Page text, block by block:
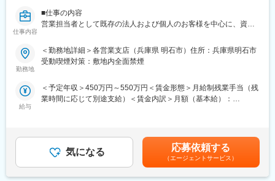
地域経済の持続的発展に貢献する金融機能の提供だけにとどまら
ず、文化や教育、環境など地域社会の活性化に貢献しているのも
同金庫の特徴です。例えば、第一回から参加する淡路島まつり
り（※）」、洲本川で開催されるボート競技大会「洲本川レガッ
タ」など、多彩な地域行事への参加・協賛を行っており、地域に
現在特に取組んでいるのが「“人財”育成」を目指した充実の研修制
度です。外部派遣研修や職場内研修はもちろん、通信講座、資格
す。
【階層別】
店長研修ほか
【職務別】
■社風
どの支店の社員も雰囲気がとても明るく、柔らかく、いきいきと
働いています。職員同士の距離感が近く、風通しのよい雰囲気で
仕事内容
■仕事の内容
営業担当者として既存の法人および個人のお客様を中心に、資金
していただきます。詳細は下記になります。
【お客様・取り扱い商品の詳細】
・預金業務、保険販売、融資（個人ローン、住宅ローン）、法人
融資等
い業務知識を身につけていただきます。将来的にはチームリーダ
ー、経ては管理職を目指していただく方、大歓迎です。
■評価制度
勤務地
＜勤務地詳細＞各営業支店（兵庫県 明石市）住所：兵庫県明石市
受動喫煙対策：敷地内全面禁煙
給与
＜予定年収＞450万円～550万円＜賃金形態＞月給制残業手当（残
業時間に応じて別途支給）＜賃金内訳＞月額（基本給）：
能性があります。月給(月額)は固定手当を含めた表記です。
気になる 応募依頼する
（エージェントサービス）